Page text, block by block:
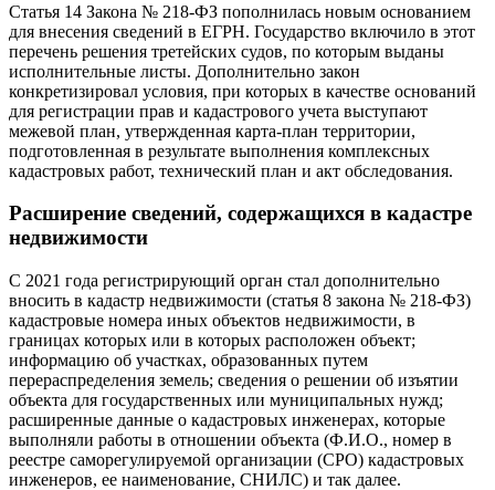
Статья 14 Закона № 218-ФЗ пополнилась новым основанием
для внесения сведений в ЕГРН. Государство включило в этот
перечень решения третейских судов, по которым выданы
исполнительные листы. Дополнительно закон
конкретизировал условия, при которых в качестве оснований
для регистрации прав и кадастрового учета выступают
межевой план, утвержденная карта-план территории,
подготовленная в результате выполнения комплексных
кадастровых работ, технический план и акт обследования.
Расширение сведений, содержащихся в кадастре
недвижимости
С 2021 года регистрирующий орган стал дополнительно
вносить в кадастр недвижимости (статья 8 закона № 218-ФЗ)
кадастровые номера иных объектов недвижимости, в
границах которых или в которых расположен объект;
информацию об участках, образованных путем
перераспределения земель; сведения о решении об изъятии
объекта для государственных или муниципальных нужд;
расширенные данные о кадастровых инженерах, которые
выполняли работы в отношении объекта (Ф.И.О., номер в
реестре саморегулируемой организации (СРО) кадастровых
инженеров, ее наименование, СНИЛС) и так далее.